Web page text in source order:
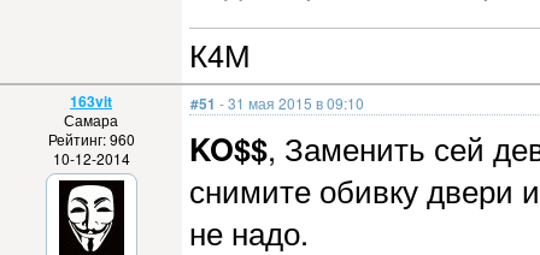
К4М
163vit
Самара
Рейтинг: 960
10-12-2014
#51 - 31 мая 2015 в 09:10
KO$$, Заменить сей
снимите обивку двери
не надо.